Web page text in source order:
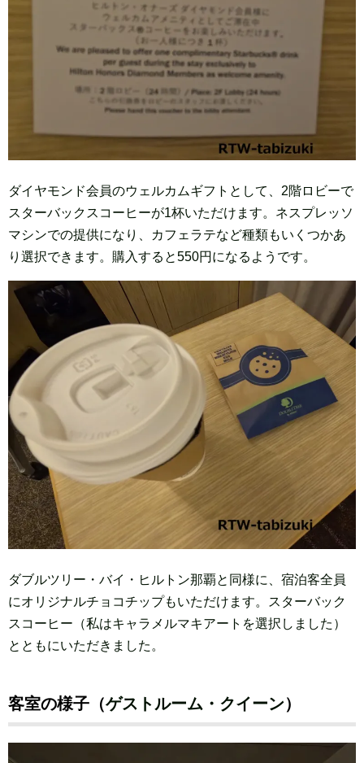
ダイヤモンド会員のウェルカムギフトとして、2階ロビーで
スターバックスコーヒーが1杯いただけます。ネスプレッソ
マシンでの提供になり、カフェラテなど種類もいくつかあ
り選択できます。購入すると550円になるようです。
ダブルツリー・バイ・ヒルトン那覇と同様に、宿泊客全員
にオリジナルチョコチップもいただけます。スターバック
スコーヒー（私はキャラメルマキアートを選択しました）
とともにいただきました。
客室の様子（ゲストルーム・クイーン）